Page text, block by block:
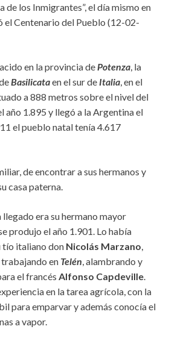
los Inmigrantes”, el día mismo en
Centenario del Pueblo (12-02-
en la provincia de Potenza , la
Basilicataen el sur de Italia , en el
a 888 metros sobre el nivel del
año 1.895 y llegó a la Argentina el
el pueblo natal tenía 4.617
de encontrar a sus hermanos y
casa paterna.
era su hermano mayor
produjo el año 1.901. Lo había
tío italiano don Nicolás Marzano
en Telén , alambrando y
el francés Alfonso Capdeville
en la tarea agrícola, con la
para emparvar y además conocía el
a vapor.